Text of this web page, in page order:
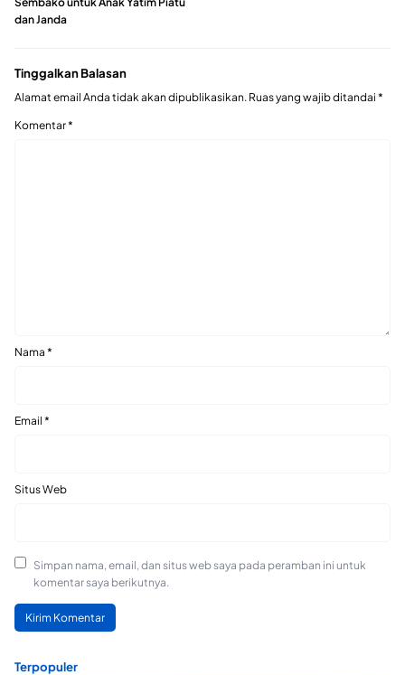
dan Janda
Tinggalkan Balasan
Alamat email Anda tidak akan dipublikasikan. Ruas yang wajib ditandai *
Komentar*
Nama *
Email *
Situs Web
Simpan nama, email, dan situs web saya pada peramban ini untuk
komentar saya berikutnya.
Terpopuler